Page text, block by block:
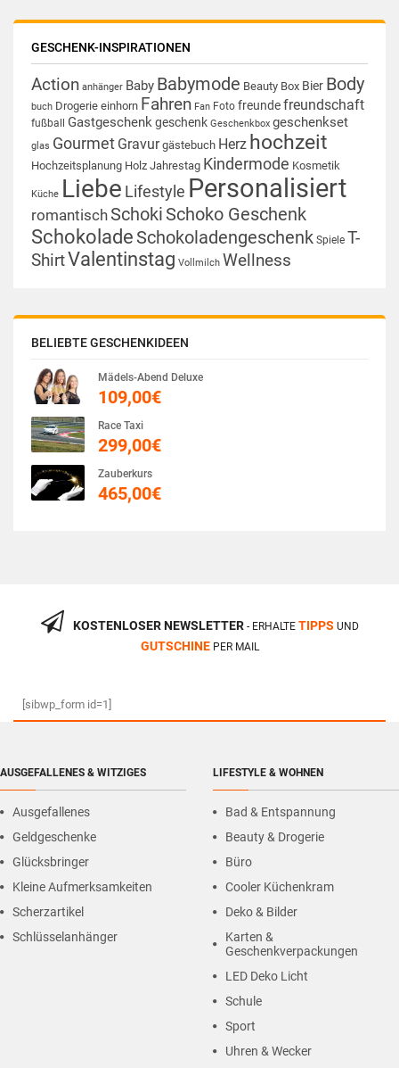
GESCHENK-INSPIRATIONEN
Action anhänger Baby Babymode Beauty Box Bier Body
buch Drogerie einhorn Fahren Fan Foto freundefreundschaft
fußball Gastgeschenkgeschenk Geschenkbox geschenkset
glas Gourmet Gravur gästebuch Herz hochzeit
Hochzeitsplanung Holz Jahrestag Kindermode Kosmetik
Küche Liebe Lifestyle Personalisiert
romantisch Schoki Schoko Geschenk
Schokolade Schokoladengeschenk Spiele T-
ShirtValentinstag Vollmilch Wellness
BELIEBTE GESCHENKIDEEN
Mädels-Abend Deluxe
109,00€
Race Taxi
299,00€
Zauberkurs
465,00€
KOSTENLOSER NEWSLETTER- ERHALTE TIPPS UND
GUTSCHINEPER MAIL
[sibwp_form id=1]
AUSGEFALLENES & WITZIGES
Ausgefallenes
Geldgeschenke
Glücksbringer
Kleine Aufmerksamkeiten
Scherzartikel
Schlüsselanhänger
LIFESTYLE & WOHNEN
Bad & Entspannung
Beauty & Drogerie
Büro
Cooler Küchenkram
Deko & Bilder
Karten &
Geschenkverpackungen
LED Deko Licht
Schule
Sport
Uhren & Wecker